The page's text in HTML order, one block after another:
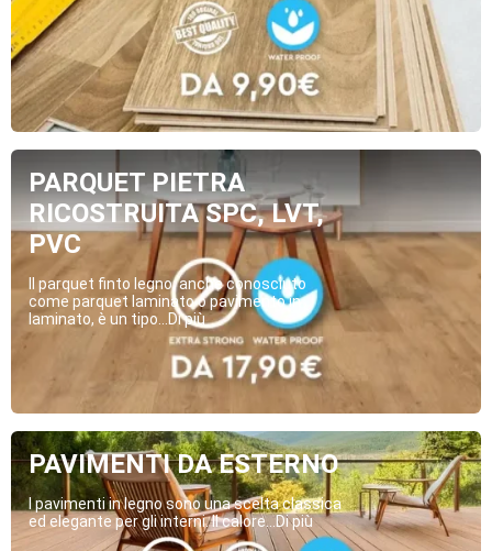
PARQUET PIETRA
RICOSTRUITA SPC, LVT,
PVC
Il parquet finto legno, anche conosciuto
come parquet laminato o pavimento in
laminato, è un tipo...Di più
PAVIMENTI DA ESTERNO
I pavimenti in legno sono una scelta classica
ed elegante per gli interni. Il calore...Di più